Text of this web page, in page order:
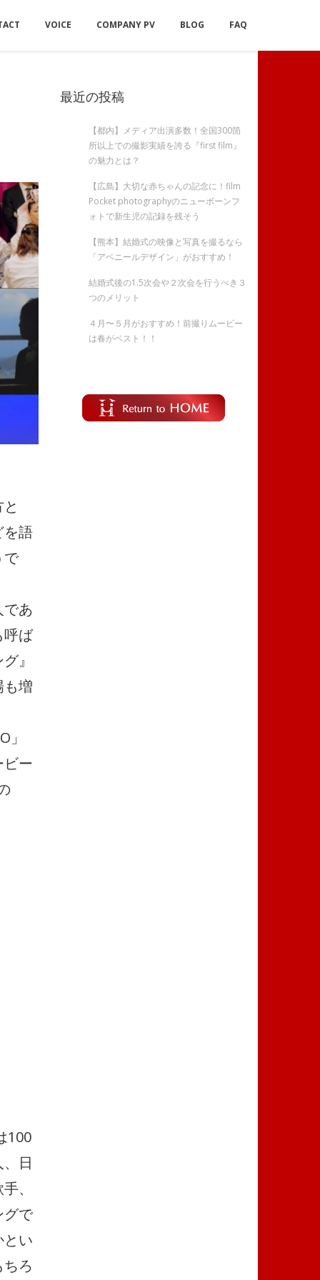
VOICE COMPANY PV BLOG FAQ
を語
で
あ
呼ば
』
増
ー
100
日
、
グで
い
ろ
最近の投稿
【都内】メディア出演多数！全国300箇
所以上での撮影実績を誇る『first film』
の魅力とは？
【広島】大切な赤ちゃんの記念に！film
Pocket photographyのニューボーンフ
ォトで新生児の記録を残そう
【熊本】結婚式の映像と写真を撮るなら
「アベニールデザイン」がおすすめ！
結婚式後の1.5次会や２次会を行うべき３
つのメリット
４月〜５月がおすすめ！前撮りムービー
は春がベスト！！